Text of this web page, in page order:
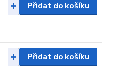
Přidat do košíku
Přidat do košíku